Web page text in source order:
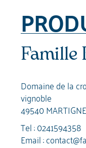
Famille
Domaine de la
vignoble
49540
Tel :0241594358
Email :